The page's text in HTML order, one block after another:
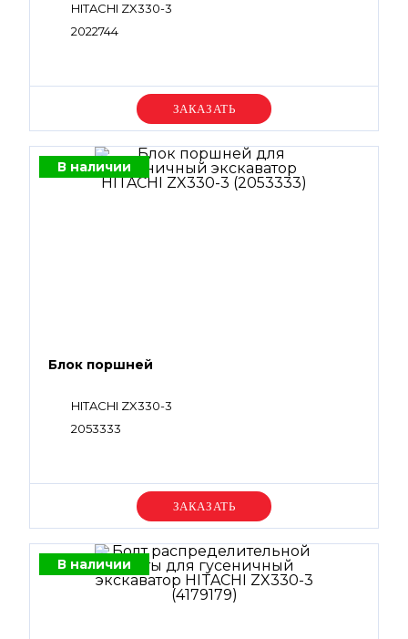
HITACHI ZX330-3
2022744
Уточняйте цену
В наличии
Блок поршней
HITACHI ZX330-3
2053333
Уточняйте цену
В наличии